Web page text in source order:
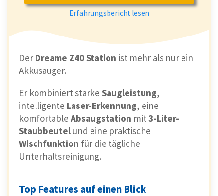
Erfahrungsbericht lesen
Der Dreame Z40 Station ist mehr als nur ein
Akkusauger.
Er kombiniert starke Saugleistung,
intelligente Laser-Erkennung, eine
komfortable Absaugstation mit 3-Liter-
Staubbeutel und eine praktische
Wischfunktion für die tägliche
Unterhaltsreinigung.
Top Features auf einen Blick